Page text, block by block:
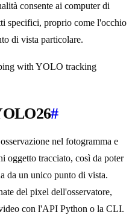
consente ai computer di
specifici, proprio come l'occhio
di vista particolare.
#
nel fotogramma e
oggetto tracciato, così da poter
da un unico punto di vista.
del pixel dell'osservatore,
con l'API Python o la CLI.